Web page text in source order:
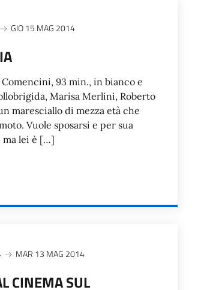
GIO 15 MAG 2014
93 min., in bianco e
Marisa Merlini, Roberto
maresciallo di mezza età che
Vuole sposarsi e per sua
ma lei è […]
MAR 13 MAG 2014
CINEMA SUL